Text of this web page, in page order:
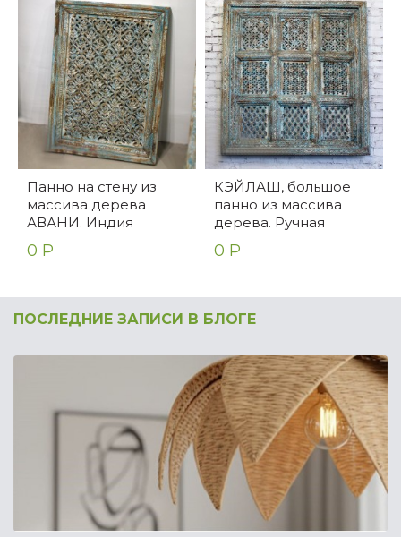
Панно на стену из
массива дерева
АВАНИ. Индия
0 Р
КЭЙЛАШ, большое
панно из массива
дерева. Ручная
работа. Индия.
0 Р
ПОСЛЕДНИЕ ЗАПИСИ В БЛОГЕ